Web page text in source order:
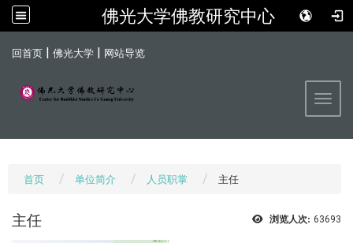
佛光大学佛教研究中心
回首页 | 佛光大学 | 网站导览
首页 单位简介 人员职掌 主任
浏览人次: 63693
主任